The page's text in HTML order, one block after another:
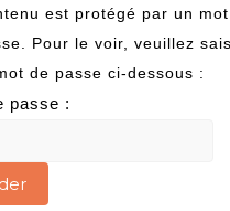
est protégé par un mot
Pour le voir, veuillez
de passe ci-dessous :
passe :